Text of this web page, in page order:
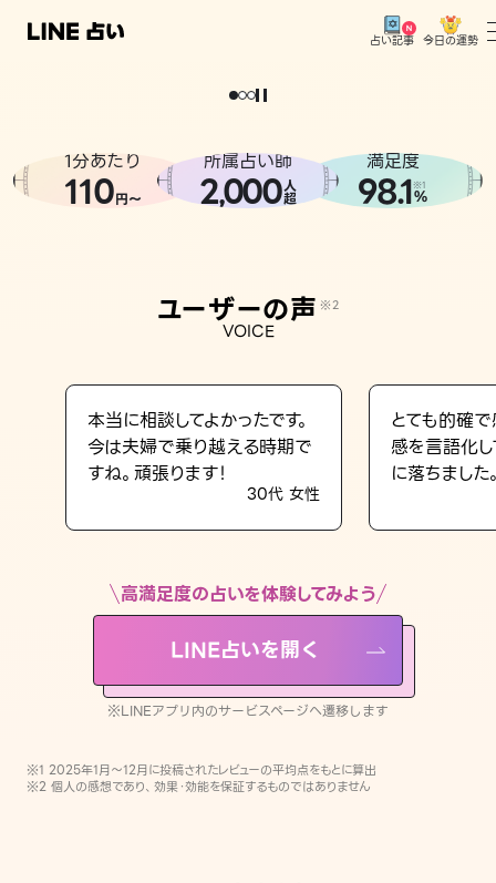
占い記事 今日の運勢
相談事例
LINE占いを開く
※LINEアプリ内のサービスページへ遷移します
どうせなら
。
1分あたり
110円〜
所属占い師
2,000人
超
満足度
98.1※1
%
ユーザーの声 ※2
VOICE
本当に相談してよかったです。
今は夫婦で乗り越える時期で
すね。頑張ります！
30代 女性
とても的確
感を言語化
に落ちました
高満足度の占いを体験してみよう
LINE占いを開く
※LINEアプリ内のサービスページへ遷移します
※1 2025年1月〜12月に投稿されたレビューの平均点をもとに算出
※2 個人の感想であり、効果・効能を保証するものではありません